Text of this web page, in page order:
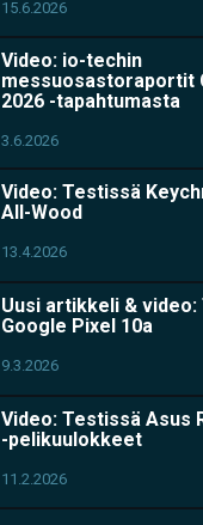
15.6.2026
Video: io-techin
messuosastoraportit
2026 -tapahtumasta
3.6.2026
Video: Testissä
All-Wood
13.4.2026
Uusi artikkeli &
Google Pixel 10a
9.3.2026
Video: Testissä Asus
-pelikuulokkeet
11.2.2026